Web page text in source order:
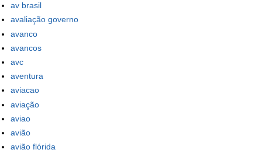
av brasil
avaliação governo
avanco
avancos
avc
aventura
aviacao
aviação
aviao
avião
avião flórida